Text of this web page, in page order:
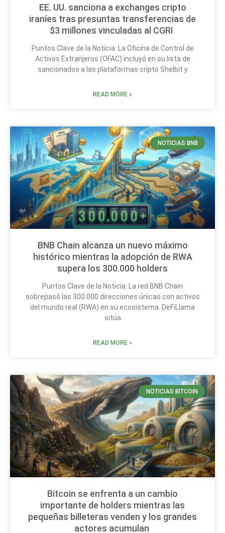
EE. UU. sanciona a exchanges cripto
iraníes tras presuntas transferencias de
$3 millones vinculadas al CGRI
Puntos Clave de la Noticia: La Oficina de Control de
Activos Extranjeros (OFAC) incluyó en su lista de
sancionados a las plataformas cripto Shelbit y
READ MORE »
NOTICIAS BNB
BNB Chain alcanza un nuevo máximo
histórico mientras la adopción de RWA
supera los 300.000 holders
Puntos Clave de la Noticia: La red BNB Chain
sobrepasó las 300.000 direcciones únicas con activos
del mundo real (RWA) en su ecosistema. DeFiLlama
sitúa
READ MORE »
NOTICIAS BITCOIN
Bitcoin se enfrenta a un cambio
importante de holders mientras las
pequeñas billeteras venden y los grandes
actores acumulan